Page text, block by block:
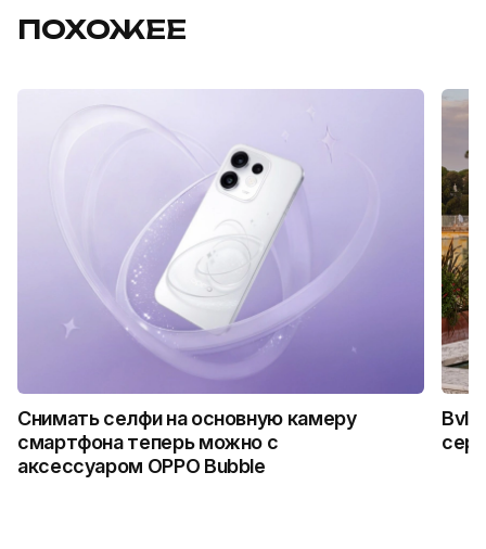
ПОХОЖЕЕ
Снимать селфи на основную камеру
смартфона теперь можно с
аксессуаром OPPO Bubble